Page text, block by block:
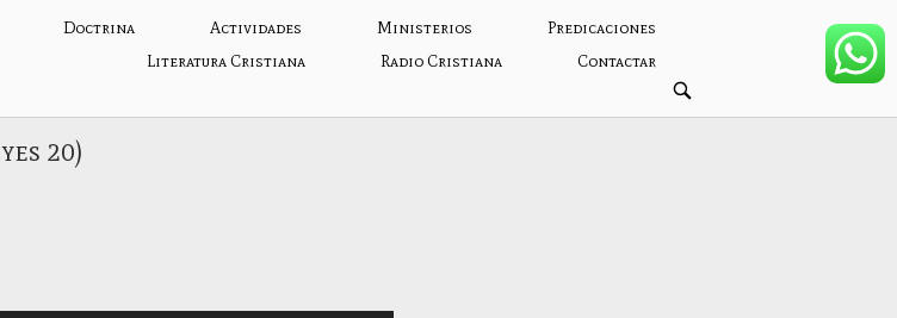
Doctrina Actividades Ministerios
Predicaciones
Literatura Cristiana
Radio Cristiana Contactar
ABRIR
BARRA
DE
20)